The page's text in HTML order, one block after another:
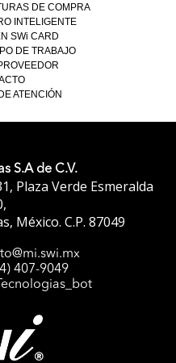
DE COMPRA
INTELIGENTE
SWi CARD
DE TRABAJO
ATENCIÓN
S.A de C.V.
Plaza Verde Esmeralda
México. C.P. 87049
407-9049